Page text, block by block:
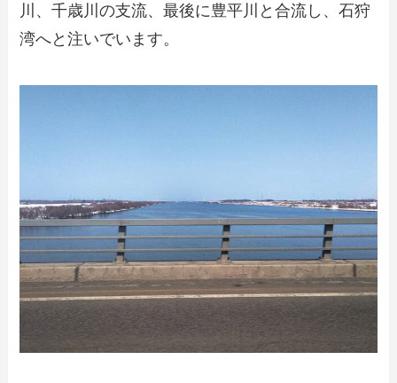
川、千歳川の支流、最後に豊平川と合流し、石狩
湾へと注いでいます。